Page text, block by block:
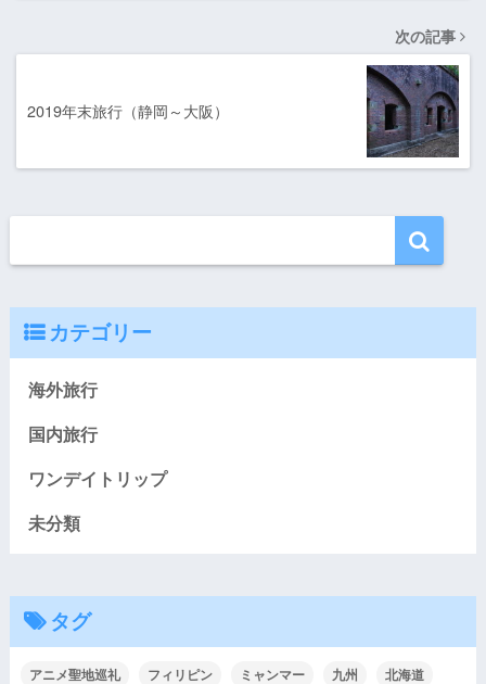
次の記事
2019年末旅行（静岡～大阪）
カテゴリー
海外旅行
国内旅行
ワンデイトリップ
未分類
タグ
アニメ聖地巡礼 フィリピン ミャンマー 九州
北海道